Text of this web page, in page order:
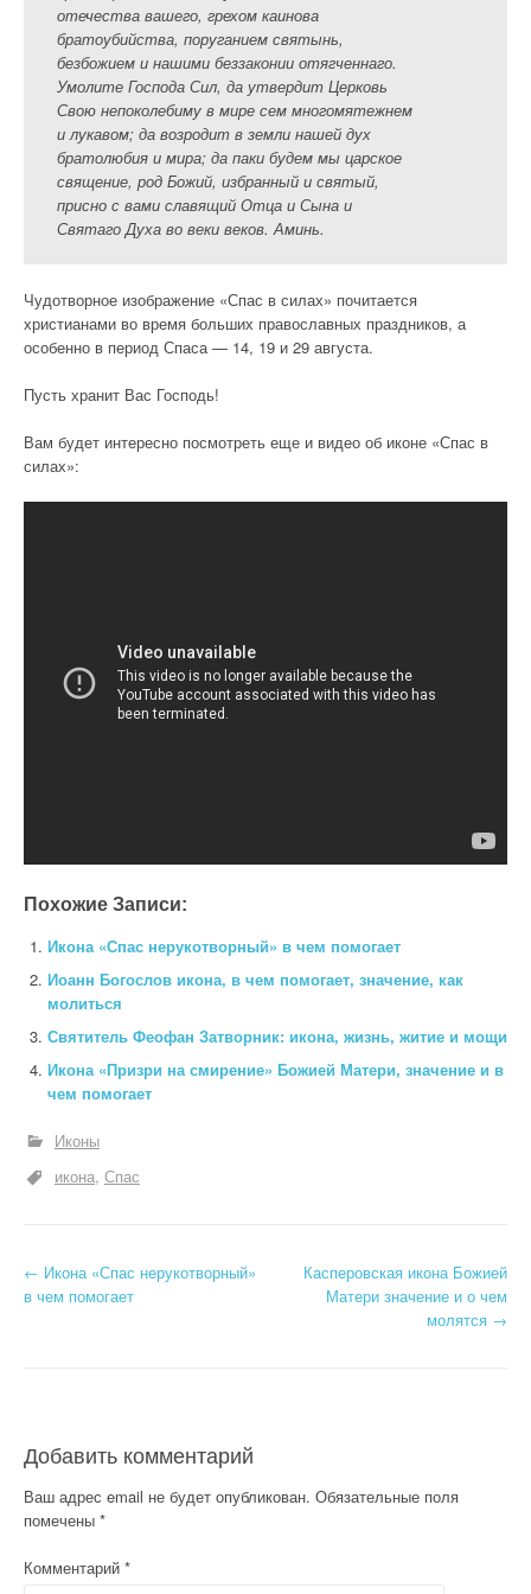
отечества вашего, грехом каинова
братоубийства, поруганием святынь,
безбожием и нашими беззаконии отягченнаго.
Умолите Господа Сил, да утвердит Церковь
Свою непоколебиму в мире сем многомятежнем
и лукавом; да возродит в земли нашей дух
братолюбия и мира; да паки будем мы царское
священие, род Божий, избранный и святый,
присно с вами славящий Отца и Сына и
Святаго Духа во веки веков. Аминь.
Чудотворное изображение «Спас в силах» почитается
христианами во время больших православных праздников, а
особенно в период Спаса — 14, 19 и 29 августа.
Пусть хранит Вас Господь!
Вам будет интересно посмотреть еще и видео об иконе «Спас в
силах»:
Похожие Записи:
Икона «Спас нерукотворный» в чем помогает
Иоанн Богослов икона, в чем помогает, значение, как
молиться
Святитель Феофан Затворник: икона, жизнь, житие и мощи
Икона «Призри на смирение» Божией Матери, значение и в
чем помогает
Иконы
икона Спас
Н
г
а
ц
и
← Икона «Спас нерукотворный»
в чем помогает
Касперовская икона Божией
Матери значение и о чем
молятся →
Добавить комментарий
Ваш адрес email не будет опубликован. Обязательные поля
помечены *
Комментарий *